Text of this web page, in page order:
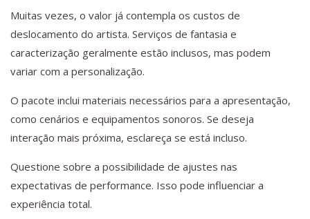
Muitas vezes, o valor já contempla os custos de
deslocamento do artista. Serviços de fantasia e
caracterização geralmente estão inclusos, mas podem
variar com a personalização.
O pacote inclui materiais necessários para a apresentação,
como cenários e equipamentos sonoros. Se deseja
interação mais próxima, esclareça se está incluso.
Questione sobre a possibilidade de ajustes nas
expectativas de performance. Isso pode influenciar a
experiência total.